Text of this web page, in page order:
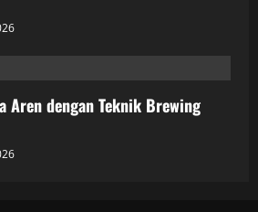
Aren dengan Teknik Brewing